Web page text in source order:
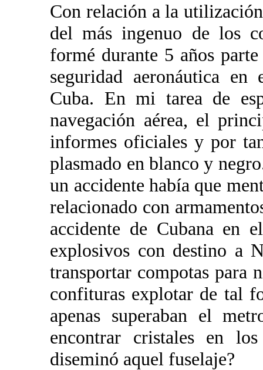
Con relación a la
del más ingenuo de los
formé durante 5 años
seguridad aeronáutica
Cuba. En mi tarea de
navegación aérea, el
informes oficiales y por
plasmado en blanco y
un accidente había que
relacionado con
accidente de Cubana en
explosivos con destino a
transportar compotas para
confituras explotar de tal
apenas superaban el
encontrar cristales en
diseminó aquel fuselaje?